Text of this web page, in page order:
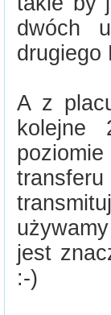
dwóch
drugiego
A z
kolejne
jest
:-)